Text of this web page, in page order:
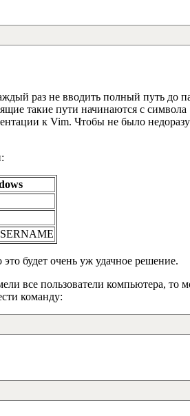
раз не вводить полный путь до
такие пути начинаются с
к Vim. Чтобы не было
будет очень уж удачное решение.
все пользователи компьютера, то
команду: